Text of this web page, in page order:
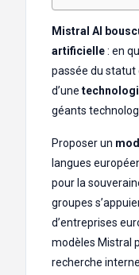
Mistral AI
artificielle: en
passée du statut
d’une
géants
Proposer un
langues
pour la
groupes
d’entreprises
modèles Mistral
recherche